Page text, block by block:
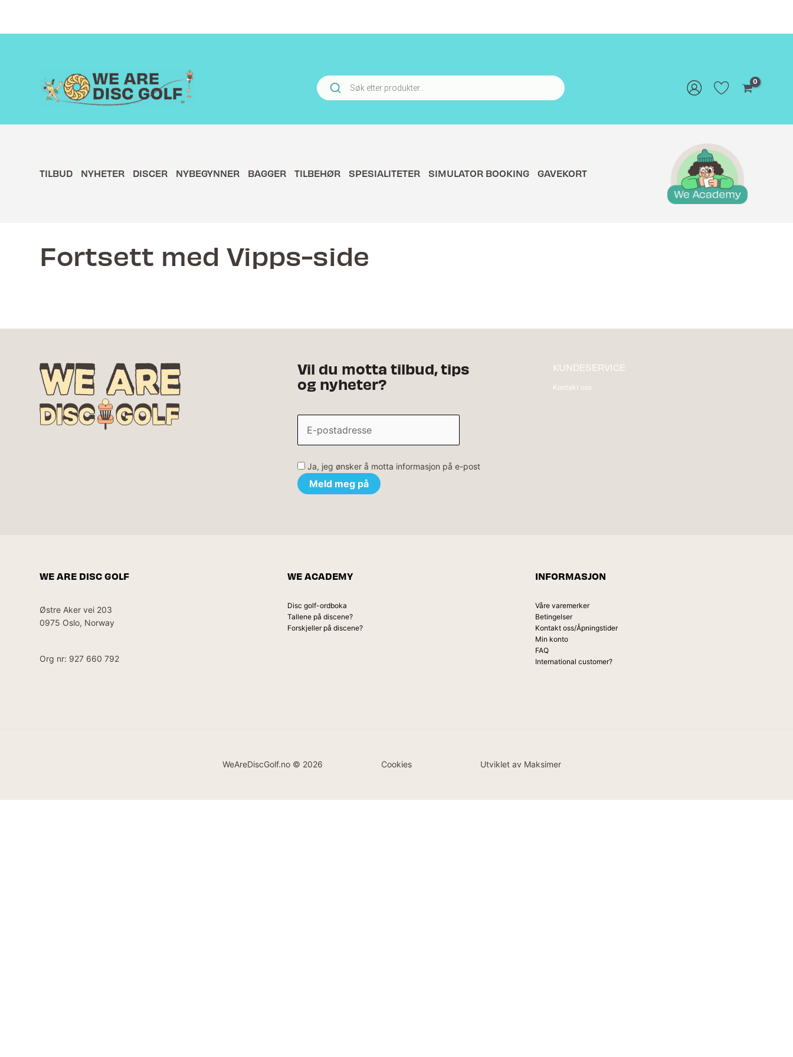
Products
search
TILBUD NYHETER DISCER NYBEGYNNER BAGGER TILBEHØR SPESIALITETER SIMULATOR BOOKING GAVEKORT
Fortsett med Vipps-side
Vil du motta tilbud, tips
og nyheter?
Ja, jeg ønsker å motta informasjon på e-post
KUNDESERVICE
Kontakt oss
WE ARE DISC GOLF
Østre Aker vei 203
0975 Oslo, Norway
Org nr: 927 660 792
WE ACADEMY
Disc golf-ordboka
Tallene på discene?
Forskjeller på discene?
INFORMASJON
Våre varemerker
Betingelser
Kontakt oss/Åpningstider
Min konto
FAQ
International customer?
WeAreDiscGolf.no © 2026 Cookies Utviklet av Maksimer